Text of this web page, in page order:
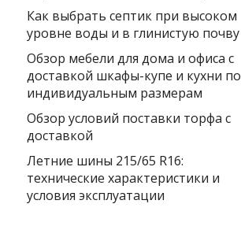
Как выбрать септик при высоком
уровне воды и в глинистую почву
Обзор мебели для дома и офиса с
доставкой шкафы-купе и кухни по
индивидуальным размерам
Обзор условий поставки торфа с
доставкой
Летние шины 215/65 R16:
технические характеристики и
условия эксплуатации